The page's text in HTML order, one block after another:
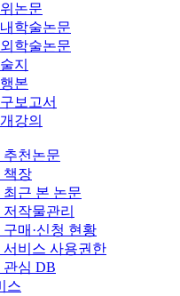
논문
학술논문
학술논문
지
본
보고서
강의
추천논문
책장
최근 본 논문
저작물관리
구매·신청 현황
서비스 사용권한
관심 DB
스